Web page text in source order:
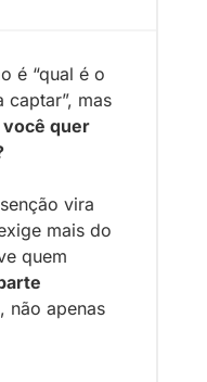
é “qual é o
captar”, mas
você quer
vira
mais do
quem
, não apenas